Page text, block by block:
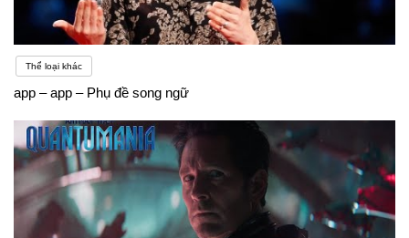
Thể loại khác
app – app – Phụ đề song ngữ